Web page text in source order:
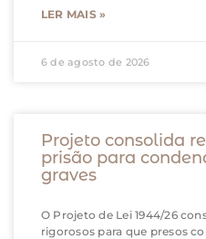
LER MAIS »
6 de agosto de 2026
Projeto consolida
prisão para
graves
O Projeto de Lei 1944/26
rigorosos para que presos